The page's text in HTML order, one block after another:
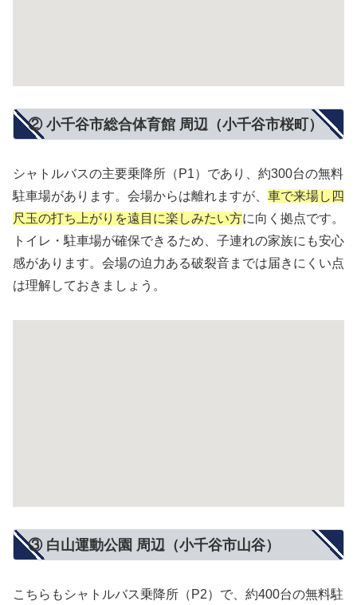
② 小千谷市総合体育館 周辺（小千谷市桜町）
シャトルバスの主要乗降所（P1）であり、約300台の無料
駐車場があります。会場からは離れますが、 車で来場し四
尺玉の打ち上がりを遠目に楽しみたい方に向く拠点です。
トイレ・駐車場が確保できるため、子連れの家族にも安心
感があります。会場の迫力ある破裂音までは届きにくい点
は理解しておきましょう。
③ 白山運動公園 周辺（小千谷市山谷）
こちらもシャトルバス乗降所（P2）で、約400台の無料駐